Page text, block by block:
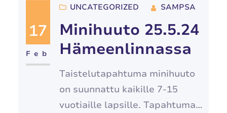
armeijatoiveita sekä mainita,
jos…
Facebookista
17
Feb
UNCATEGORIZED SAMPSA
Minihuuto 25.5.24
Hämeenlinnassa
Taistelutapahtuma minihuuto
on suunnattu kaikille 7-15
vuotiaille lapsille. Tapahtuma